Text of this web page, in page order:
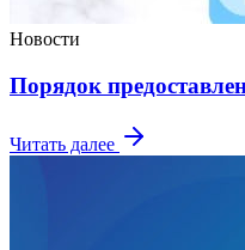
Новости
Порядок
Читать далее